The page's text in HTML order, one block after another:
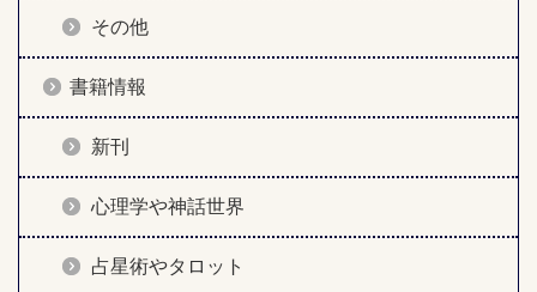
その他
書籍情報
新刊
心理学や神話世界
占星術やタロット